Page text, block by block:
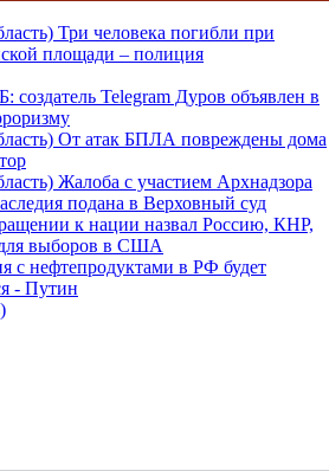
Три человека погибли при
площади – полиция
создатель Telegram Дуров объявлен в
От атак БПЛА повреждены дома
Жалоба с участием Архнадзора
подана в Верховный суд
к нации назвал Россию, КНР,
выборов в США
с нефтепродуктами в РФ будет
- Путин